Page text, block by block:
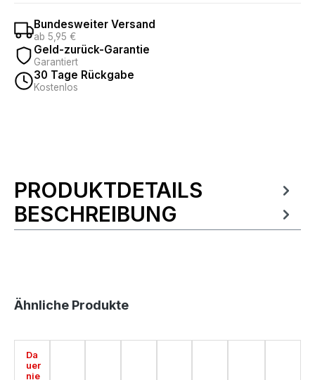
Bundesweiter Versand
ab 5,95 €
Geld-zurück-Garantie
Garantiert
30 Tage Rückgabe
Kostenlos
Produktinformationen
PRODUKTDETAILS
BESCHREIBUNG
Produktgalerie überspringen
Ähnliche Produkte
Da
uer
nie